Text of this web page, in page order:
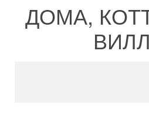
ДОМА,